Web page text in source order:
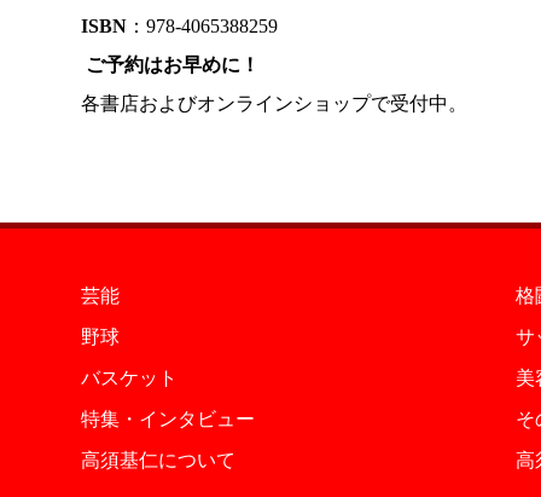
ISBN ：978-4065388259
ご予約はお早めに！
各書店およびオンラインショップで受付中。
芸能
格
野球
サ
バスケット
美
特集・インタビュー
そ
高須基仁について
高